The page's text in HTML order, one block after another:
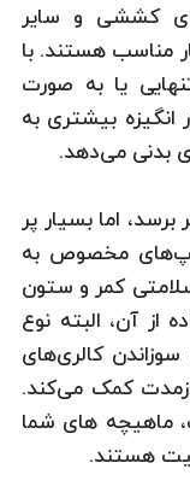
کششی و سایر
مناسب هستند. با
یا به صورت
انگیزه بیشتری به
بدنی می‌دهد.
اما بسیار پر
مخصوص به
سلامتی کمر و ستون
از آن، البته نوع
کالری‌های
کمک می‌کند.
ماهیچه های شما
هستند.